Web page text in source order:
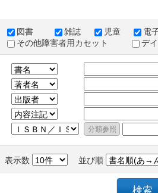
図書 雑誌 児童
電
その他障害者用カセット
デ
表示数 並び順